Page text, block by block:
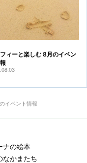
フィーと楽しむ 8月のイベン
イベント情報
ナの絵本
なかまたち